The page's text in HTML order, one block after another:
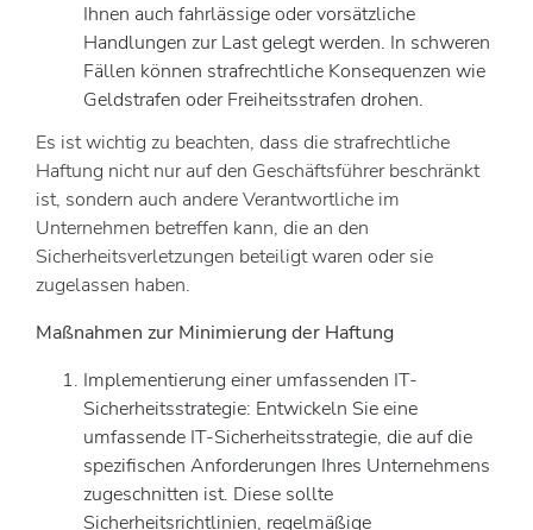
Ihnen auch fahrlässige oder vorsätzliche
Handlungen zur Last gelegt werden. In schweren
Fällen können strafrechtliche Konsequenzen wie
Geldstrafen oder Freiheitsstrafen drohen.
Es ist wichtig zu beachten, dass die strafrechtliche
Haftung nicht nur auf den Geschäftsführer beschränkt
ist, sondern auch andere Verantwortliche im
Unternehmen betreffen kann, die an den
Sicherheitsverletzungen beteiligt waren oder sie
zugelassen haben.
Maßnahmen zur Minimierung der Haftung
Implementierung einer umfassenden IT-
Sicherheitsstrategie: Entwickeln Sie eine
umfassende IT-Sicherheitsstrategie, die auf die
spezifischen Anforderungen Ihres Unternehmens
zugeschnitten ist. Diese sollte
Sicherheitsrichtlinien, regelmäßige